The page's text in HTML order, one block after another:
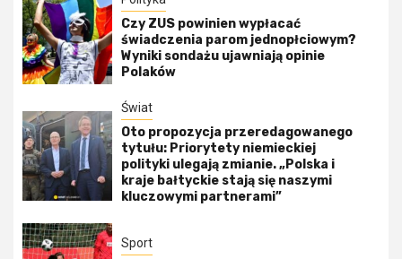
Czy ZUS powinien wypłacać
świadczenia parom jednopłciowym?
Wyniki sondażu ujawniają opinie
Polaków
Świat
Oto propozycja przeredagowanego
tytułu: Priorytety niemieckiej
polityki ulegają zmianie. „Polska i
kraje bałtyckie stają się naszymi
kluczowymi partnerami”
Sport